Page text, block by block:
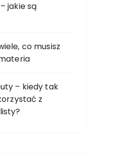
jakie są
co musisz
– kiedy tak
z